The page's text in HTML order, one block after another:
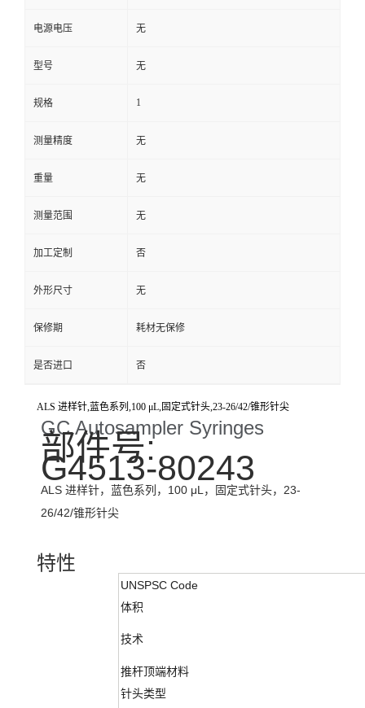
电源电压 无
型号 无
规格 1
测量精度 无
重量 无
测量范围 无
加工定制 否
外形尺寸 无
保修期 耗材无保修
是否进口 否
ALS 进样针,蓝色系列,100 μL,固定式针头,23-26/42/锥形针尖
GC Autosampler Syringes
部件号:
G4513-80243
ALS 进样针，蓝色系列，100 μL，固定式针头，23-
26/42/锥形针尖
特性
UNSPSC Code
体积
技术
推杆顶端材料
针头类型